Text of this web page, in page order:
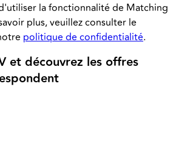
la fonctionnalité de Matching
plus, veuillez consulter le
politique de confidentialité.
et découvrez les offres